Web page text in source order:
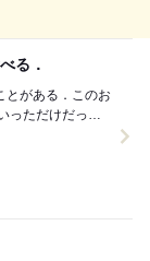
る．
とがある．このお